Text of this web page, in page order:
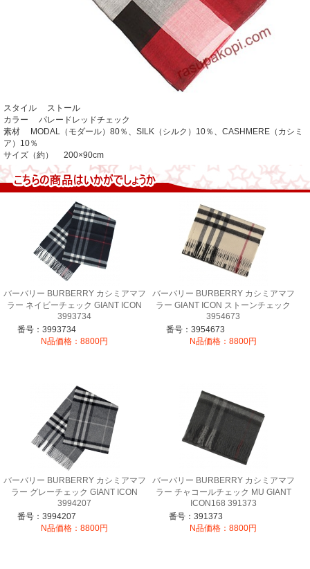
スタイル ストール
カラー パレードレッドチェック
素材 MODAL（モダール）80％、SILK（シルク）10％、CASHMERE（カシミ
ア）10％
サイズ（約） 200×90cm
バーバリー BURBERRY カシミアマフ
ラー ネイビーチェック GIANT ICON
3993734
番号：3993734
N品価格：8800円
バーバリー BURBERRY カシミアマフ
ラー GIANT ICON ストーンチェック
3954673
番号：3954673
N品価格：8800円
バーバリー BURBERRY カシミアマフ
ラー グレーチェック GIANT ICON
3994207
番号：3994207
N品価格：8800円
バーバリー BURBERRY カシミアマフ
ラー チャコールチェック MU GIANT
ICON168 391373
番号：391373
N品価格：8800円